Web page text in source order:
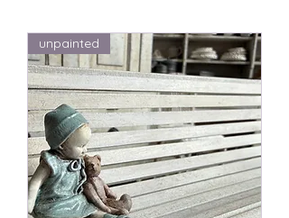
unpainted